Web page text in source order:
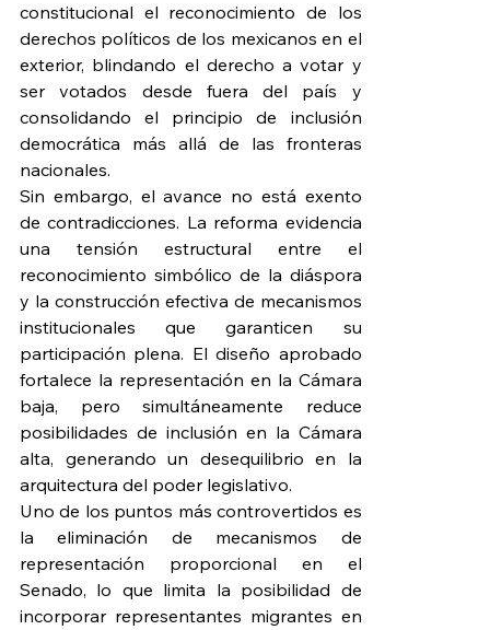
constitucional el reconocimiento de los
derechos políticos de los mexicanos en el
exterior, blindando el derecho a votar y
ser votados desde fuera del país y
consolidando el principio de inclusión
democrática más allá de las fronteras
nacionales.
Sin embargo, el avance no está exento
de contradicciones. La reforma evidencia
una tensión estructural entre el
reconocimiento simbólico de la diáspora
y la construcción efectiva de mecanismos
institucionales que garanticen su
participación plena. El diseño aprobado
fortalece la representación en la Cámara
baja, pero simultáneamente reduce
posibilidades de inclusión en la Cámara
alta, generando un desequilibrio en la
arquitectura del poder legislativo.
Uno de los puntos más controvertidos es
la eliminación de mecanismos de
representación proporcional en el
Senado, lo que limita la posibilidad de
incorporar representantes migrantes en